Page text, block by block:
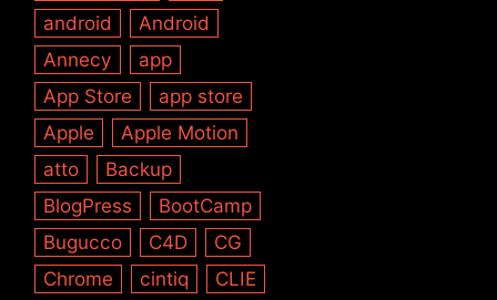
android
Android
Annecy
app
App Store
app store
Apple
Apple Motion
atto
Backup
BlogPress
BootCamp
Bugucco
C4D
CG
Chrome
cintiq
CLIE